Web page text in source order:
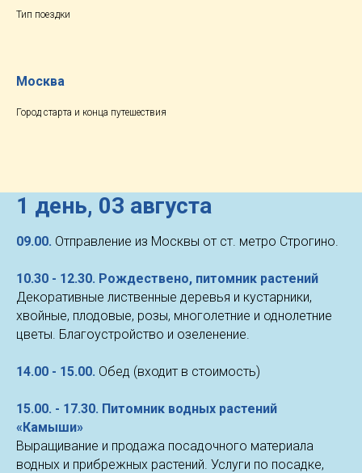
Тип поездки
Москва
Город старта и конца путешествия
1 день, 03 августа
09.00. Отправление из Москвы от ст. метро Строгино.
10.30 - 12.30. Рождествено, питомник растений
Декоративные лиственные деревья и кустарники,
хвойные, плодовые, розы, многолетние и однолетние
цветы. Благоустройство и озеленение.
14.00 - 15.00. Обед (входит в стоимость)
15.00. - 17.30. Питомник водных растений
«Камыши»
Выращивание и продажа посадочного материала
водных и прибрежных растений. Услуги по посадке,